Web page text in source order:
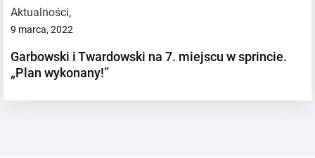
Aktualności,
9 marca, 2022
Garbowski i Twardowski na 7. miejscu w sprincie.
„Plan wykonany!”